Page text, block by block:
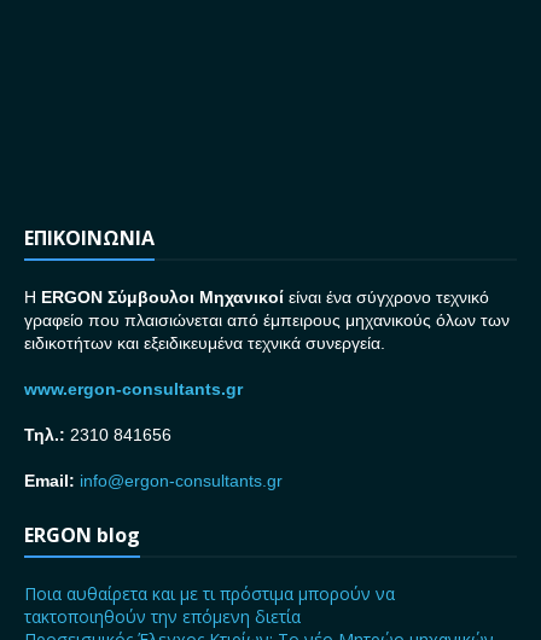
ΕΠΙΚΟΙΝΩΝΙΑ
H ERGON Σύμβουλοι Μηχανικοί είναι ένα σύγχρονο τεχνικό
γραφείο που πλαισιώνεται από έμπειρους μηχανικούς όλων των
ειδικοτήτων και εξειδικευμένα τεχνικά συνεργεία.
www.ergon-consultants.gr
Τηλ.: 2310 841656
Email: info@ergon-consultants.gr
ERGON blog
Ποια αυθαίρετα και με τι πρόστιμα μπορούν να
τακτοποιηθούν την επόμενη διετία